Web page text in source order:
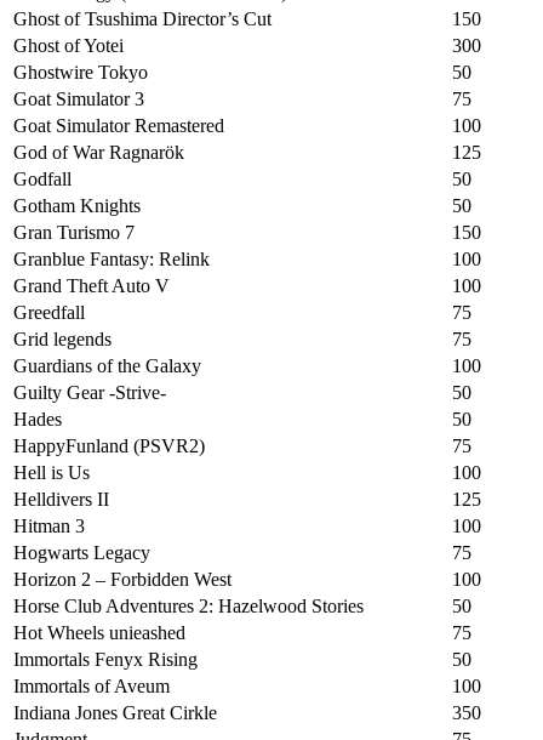
Ghost of Tsushima Director’s Cut
150
Ghost of Yotei
300
Ghostwire Tokyo
50
Goat Simulator 3
75
Goat Simulator Remastered
100
God of War Ragnarök
125
Godfall
50
Gotham Knights
50
Gran Turismo 7
150
Granblue Fantasy: Relink
100
Grand Theft Auto V
100
Greedfall
75
Grid legends
75
Guardians of the Galaxy
100
Guilty Gear -Strive-
50
Hades
50
HappyFunland (PSVR2)
75
Hell is Us
100
Helldivers II
125
Hitman 3
100
Hogwarts Legacy
75
Horizon 2 – Forbidden West
100
Horse Club Adventures 2: Hazelwood Stories
50
Hot Wheels unieashed
75
Immortals Fenyx Rising
50
Immortals of Aveum
100
Indiana Jones Great Cirkle
350